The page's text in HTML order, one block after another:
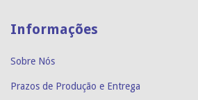
Informações
Sobre Nós
Prazos de Produção e Entrega